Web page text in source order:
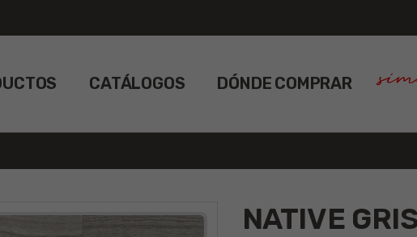
CATÁLOGOS DÓNDE COMPRAR
NATIVE